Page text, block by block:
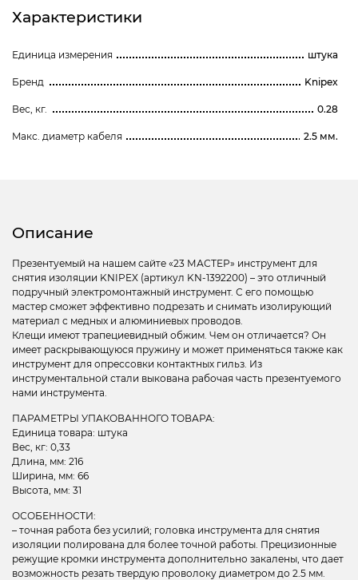
Характеристики
Единица измерения штука
Бренд Knipex
Вес, кг. 0.28
Maкс. диаметр кабеля 2.5 мм.
Описание
Презентуемый на нашем сайте «23 МАСТЕР» инструмент для
снятия изоляции KNIPEX (артикул KN-1392200) – это отличный
подручный электромонтажный инструмент. С его помощью
мастер сможет эффективно подрезать и снимать изолирующий
материал с медных и алюминиевых проводов.
Клещи имеют трапециевидный обжим. Чем он отличается? Он
имеет раскрывающуюся пружину и может применяться также как
инструмент для опрессовки контактных гильз. Из
инструментальной стали выкована рабочая часть презентуемого
нами инструмента.
ПАРАМЕТРЫ УПАКОВАННОГО ТОВАРА:
Единица товара: штука
Вес, кг: 0,33
Длина, мм: 216
Ширина, мм: 66
Высота, мм: 31
ОСОБЕННОСТИ:
– точная работа без усилий; головка инструмента для снятия
изоляции полирована для более точной работы. Прецизионные
режущие кромки инструмента дополнительно закалены, что дает
возможность резать твердую проволоку диаметром до 2.5 мм.